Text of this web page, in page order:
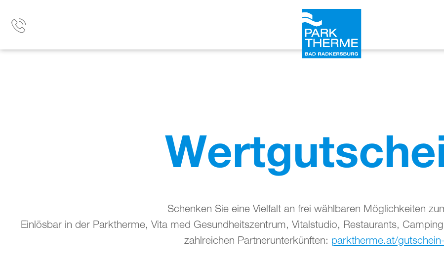
Schenken Sie eine Vielfalt an frei wählbaren Möglichkeiten
Einlösbar in der Parktherme, Vita med Gesundheitszentrum, Vitalstudio, Restaurants,
zahlreichen Partnerunterkünften: parktherme.at/